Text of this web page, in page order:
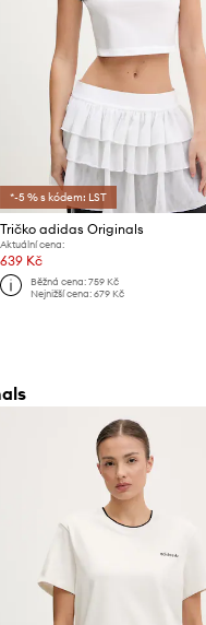
*-5 % s kódem: LST
Tričko adidas Originals
Aktuální cena:
639 Kč
Běžná cena: 759 Kč
Nejnižší cena: 679 Kč